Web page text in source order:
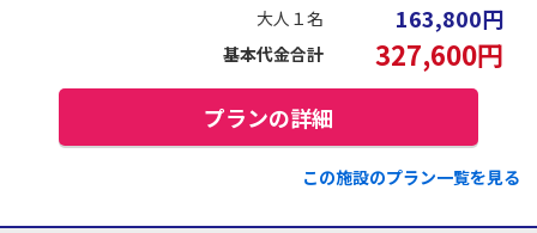
大人１名 163,800円
基本代金合計 327,600円
プランの詳細
この施設のプラン一覧を見る